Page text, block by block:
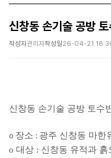
신창동 손기술 공방 토
작성자관리자작성일26-04-21
신창동 손기술 공방 토수
o 장소 : 광주 신창동 마한
o 대상 : 신창동 유적과